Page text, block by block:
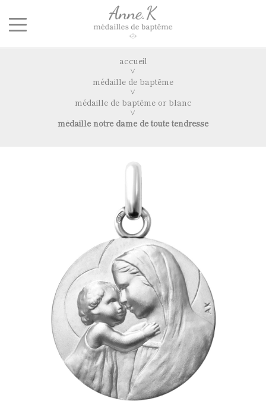
accueil
médaille de baptême
médaille de baptême or blanc
médaille notre dame de toute tendresse